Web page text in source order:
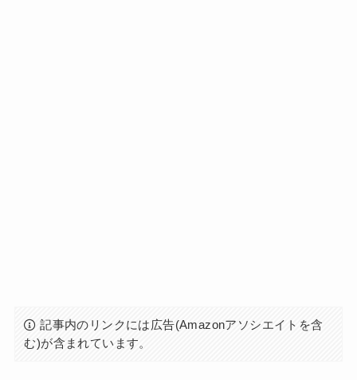
記事内のリンクには広告(Amazonアソシエイトを含
む)が含まれています。